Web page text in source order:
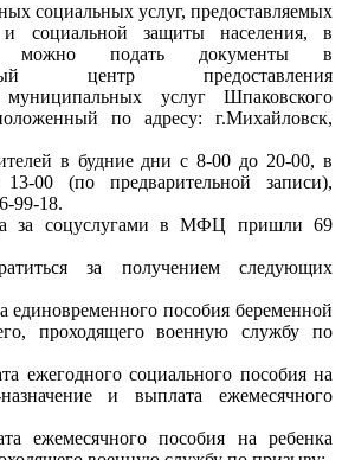
социальных услуг, предоставляемых
и социальной защиты населения, в
можно подать документы в
центр предоставления
услуг Шпаковского
по адресу: г.Михайловск,
в будние дни с 8-00 до 20-00, в
00 (по предварительной записи),
99-18.
за соцуслугами в МФЦ пришли 69
за получением следующих
единовременного пособия беременной
проходящего военную службу по
ежегодного социального пособия на
и выплата ежемесячного
ежемесячного пособия на ребенка